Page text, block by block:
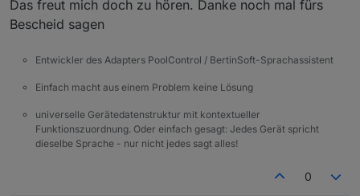
Das freut mich doch zu hören. Danke noch mal fürs
Bescheid sagen
Entwickler des Adapters PoolControl / BertinSoft-Sprachassistent
Einfach macht aus einem Problem keine Lösung
universelle Gerätedatenstruktur mit kontextueller
Funktionszuordnung. Oder einfach gesagt: Jedes Gerät spricht
dieselbe Sprache - nur nicht jedes sagt alles!
0